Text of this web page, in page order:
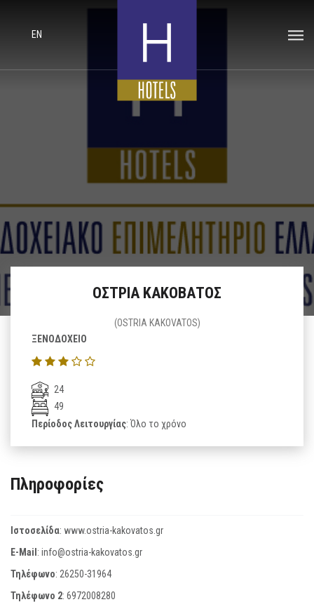
EN
ΟΣΤΡΙΑ ΚΑΚΟΒΑΤΟΣ
(OSTRIA KAKOVATOS)
ΞΕΝΟΔΟΧΕΙΟ
24
49
Περίοδος Λειτουργίας: Όλο το χρόνο
Πληροφορίες
Ιστοσελίδα: www.ostria-kakovatos.gr
E-Mail: info@ostria-kakovatos.gr
Τηλέφωνο: 26250-31964
Τηλέφωνο 2: 6972008280